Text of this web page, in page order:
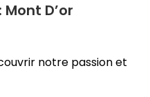
Mont D’or
notre passion et